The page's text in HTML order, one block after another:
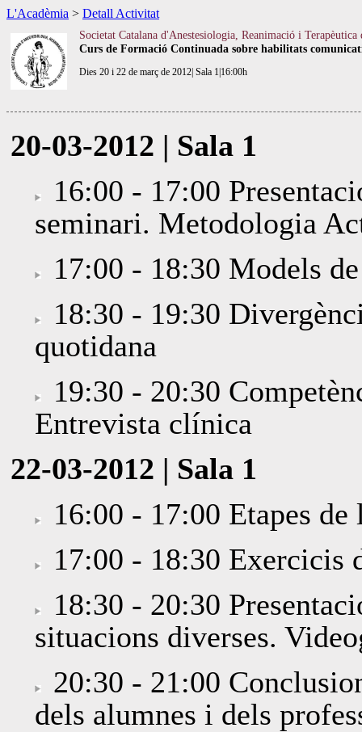
L'Acadèmia > Detall Activitat
Societat Catalana d'Anestesiologia, Reanimació i
Curs de Formació Continuada sobre habilitats
Dies 20 i 22 de març de 2012| Sala 1|16:00h
20-03-2012 | Sala 1
16:00 - 17:00
seminari. Metodologia
17:00 - 18:30 Models
18:30 - 19:30
quotidana
19:30 - 20:30
Entrevista clínica
22-03-2012 | Sala 1
16:00 - 17:00 Etapes
17:00 - 18:30 Exercicis
18:30 - 20:30
situacions diverses.
20:30 - 21:00
dels alumnes i dels